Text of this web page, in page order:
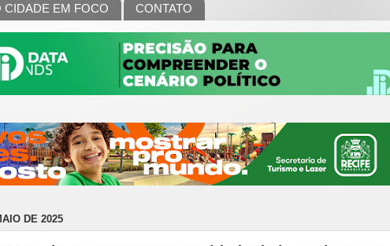
CIDADE EM FOCO CONTATO
DE 2025